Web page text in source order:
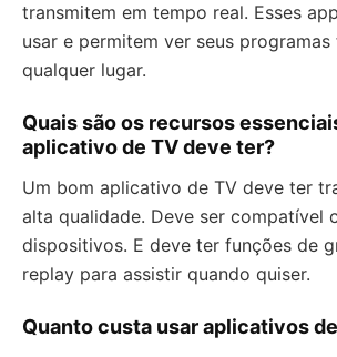
transmitem em tempo real. Esses
usar e permitem ver seus
qualquer lugar.
Quais são os recursos
aplicativo de TV deve ter?
Um bom aplicativo de TV deve ter
alta qualidade. Deve ser compatível
dispositivos. E deve ter funções de
replay para assistir quando quiser.
Quanto custa usar aplicativos